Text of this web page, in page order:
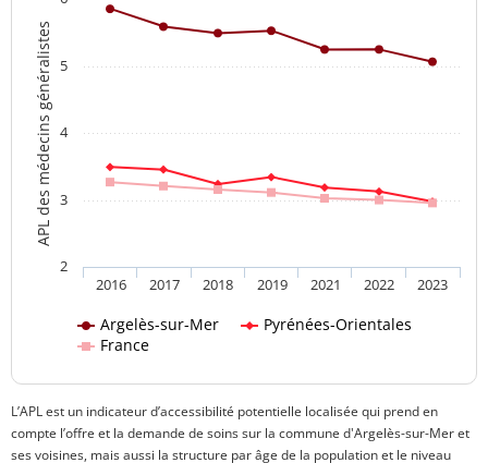
APL des médecins généralistes
Argelès-sur-Mer
Pyrénées-Orientales
France
2016 2017 2018 2019 2021 2022 2023
2
3
4
5
L’APL est un indicateur d’accessibilité potentielle localisée qui prend en
compte l’offre et la demande de soins sur la commune d'Argelès-sur-Mer et
ses voisines, mais aussi la structure par âge de la population et le niveau